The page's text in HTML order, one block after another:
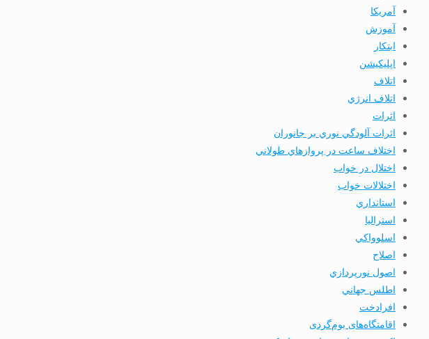
آمریکا
آموزش
ابتكار
اپليكيشن
اتلاف
اتلاف انرژي
اثرات
اثرات آلودگي نوري بر جانوران
اختلاف ساعت در پروازهاي طولاني
اختلال در خواب
اختلالات خواب
استانداري
استرالیا
اسلوواكي
اصلاح
اصول نورپردازي
اطلس جهاني
افرادخت
اقامتگاه‌های بوم‌گردی